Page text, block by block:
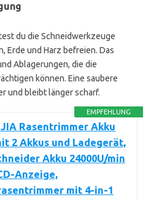
du die Schneidwerkzeuge
Erde und Harz befreien. Das
Ablagerungen, die die
können. Eine saubere
und bleibt länger scharf.
EMPFEHLUNG
Rasentrimmer Akku
2 Akkus und Ladegerät,
Akku 24000U/min
Anzeige,
mit 4-in-1